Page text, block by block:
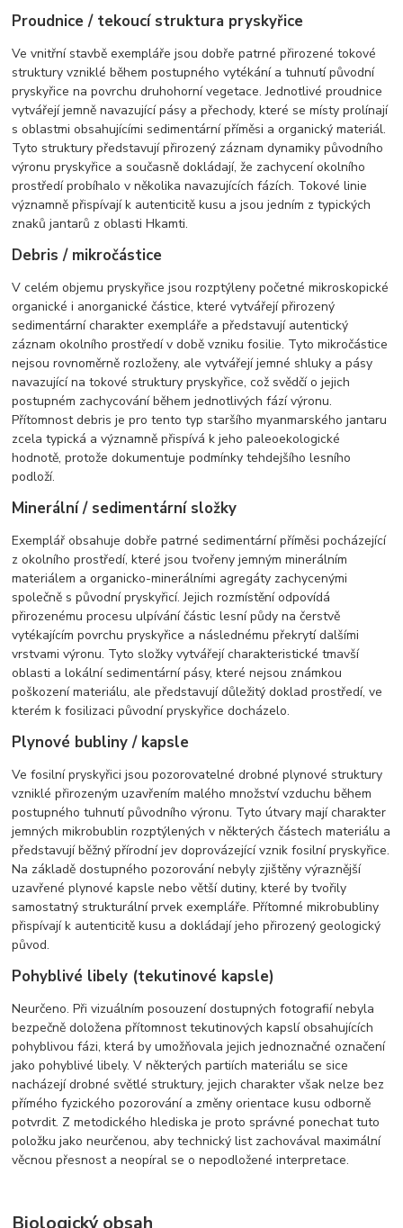
Proudnice / tekoucí struktura pryskyřice
Ve vnitřní stavbě exempláře jsou dobře patrné přirozené tokové
struktury vzniklé během postupného vytékání a tuhnutí původní
pryskyřice na povrchu druhohorní vegetace. Jednotlivé proudnice
vytvářejí jemně navazující pásy a přechody, které se místy prolínají
s oblastmi obsahujícími sedimentární příměsi a organický materiál.
Tyto struktury představují přirozený záznam dynamiky původního
výronu pryskyřice a současně dokládají, že zachycení okolního
prostředí probíhalo v několika navazujících fázích. Tokové linie
významně přispívají k autenticitě kusu a jsou jedním z typických
znaků jantarů z oblasti Hkamti.
Debris / mikročástice
V celém objemu pryskyřice jsou rozptýleny početné mikroskopické
organické i anorganické částice, které vytvářejí přirozený
sedimentární charakter exempláře a představují autentický
záznam okolního prostředí v době vzniku fosilie. Tyto mikročástice
nejsou rovnoměrně rozloženy, ale vytvářejí jemné shluky a pásy
navazující na tokové struktury pryskyřice, což svědčí o jejich
postupném zachycování během jednotlivých fází výronu.
Přítomnost debris je pro tento typ staršího myanmarského jantaru
zcela typická a významně přispívá k jeho paleoekologické
hodnotě, protože dokumentuje podmínky tehdejšího lesního
podloží.
Minerální / sedimentární složky
Exemplář obsahuje dobře patrné sedimentární příměsi pocházející
z okolního prostředí, které jsou tvořeny jemným minerálním
materiálem a organicko-minerálními agregáty zachycenými
společně s původní pryskyřicí. Jejich rozmístění odpovídá
přirozenému procesu ulpívání částic lesní půdy na čerstvě
vytékajícím povrchu pryskyřice a následnému překrytí dalšími
vrstvami výronu. Tyto složky vytvářejí charakteristické tmavší
oblasti a lokální sedimentární pásy, které nejsou známkou
poškození materiálu, ale představují důležitý doklad prostředí, ve
kterém k fosilizaci původní pryskyřice docházelo.
Plynové bubliny / kapsle
Ve fosilní pryskyřici jsou pozorovatelné drobné plynové struktury
vzniklé přirozeným uzavřením malého množství vzduchu během
postupného tuhnutí původního výronu. Tyto útvary mají charakter
jemných mikrobublin rozptýlených v některých částech materiálu a
představují běžný přírodní jev doprovázející vznik fosilní pryskyřice.
Na základě dostupného pozorování nebyly zjištěny výraznější
uzavřené plynové kapsle nebo větší dutiny, které by tvořily
samostatný strukturální prvek exempláře. Přítomné mikrobubliny
přispívají k autenticitě kusu a dokládají jeho přirozený geologický
původ.
Pohyblivé libely (tekutinové kapsle)
Neurčeno. Při vizuálním posouzení dostupných fotografií nebyla
bezpečně doložena přítomnost tekutinových kapslí obsahujících
pohyblivou fázi, která by umožňovala jejich jednoznačné označení
jako pohyblivé libely. V některých partiích materiálu se sice
nacházejí drobné světlé struktury, jejich charakter však nelze bez
přímého fyzického pozorování a změny orientace kusu odborně
potvrdit. Z metodického hlediska je proto správné ponechat tuto
položku jako neurčenou, aby technický list zachovával maximální
věcnou přesnost a neopíral se o nepodložené interpretace.